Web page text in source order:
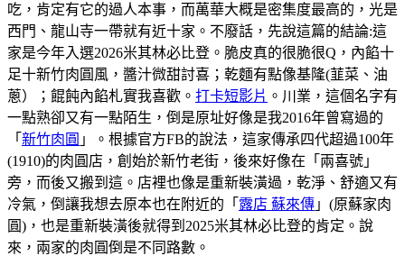
吃，肯定有它的過人本事，而萬華大概是密集度最高的，光是
西門、龍山寺一帶就有近十家。不廢話，先說這篇的結論:這
家是今年入選2026米其林必比登。脆皮真的很脆很Q，內餡十
足十新竹肉圓風，醬汁微甜討喜；乾麵有點像基隆(韮菜、油
蔥）；餛飩內餡札實我喜歡。 打卡短影片 。川業，這個名字有
一點熟卻又有一點陌生，倒是原址好像是我2016年曾寫過的
「 新竹肉圓 」。根據官方FB的說法，這家傳承四代超過100年
(1910)的肉圓店，創始於新竹老街，後來好像在「兩喜號」
旁，而後又搬到這。店裡也像是重新裝潢過，乾淨、舒適又有
冷氣，倒讓我想去原本也在附近的「 露店 蘇來傳 」(原蘇家肉
圓)，也是重新裝潢後就得到2025米其林必比登的肯定。說
來，兩家的肉圓倒是不同路數。